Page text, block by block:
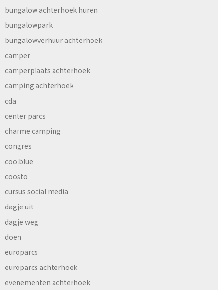
bungalow achterhoek huren
bungalowpark
bungalowverhuur achterhoek
camper
camperplaats achterhoek
camping achterhoek
cda
center parcs
charme camping
congres
coolblue
coosto
cursus social media
dagje uit
dagje weg
doen
europarcs
europarcs achterhoek
evenementen achterhoek